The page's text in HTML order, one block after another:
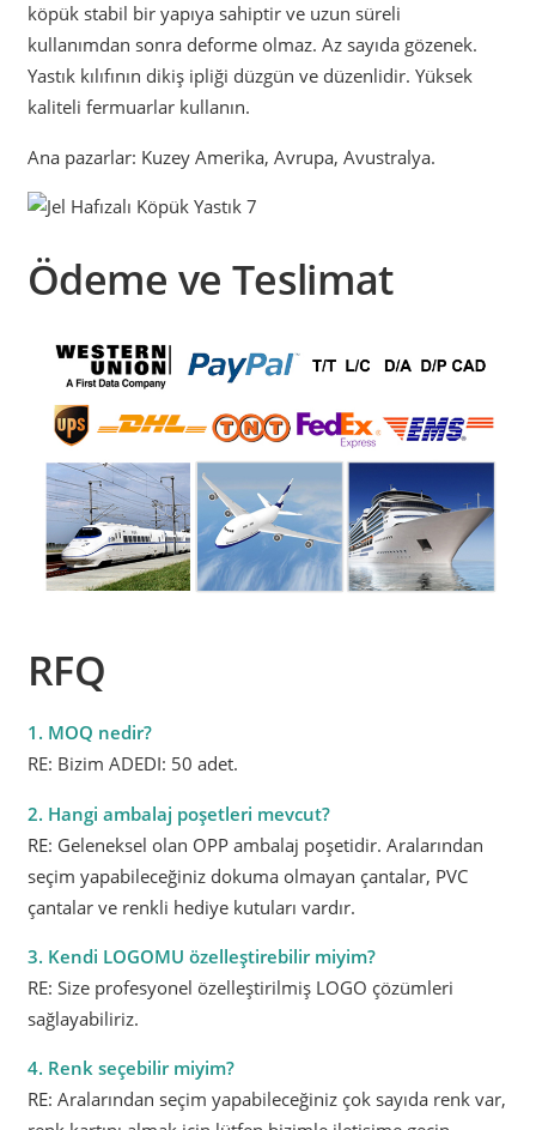
köpük stabil bir yapıya sahiptir ve uzun süreli
kullanımdan sonra deforme olmaz. Az sayıda gözenek.
Yastık kılıfının dikiş ipliği düzgün ve düzenlidir. Yüksek
kaliteli fermuarlar kullanın.
Ana pazarlar: Kuzey Amerika, Avrupa, Avustralya.
Ödeme ve Teslimat
RFQ
1. MOQ nedir?
RE: Bizim ADEDI: 50 adet.
2. Hangi ambalaj poşetleri mevcut?
RE: Geleneksel olan OPP ambalaj poşetidir. Aralarından
seçim yapabileceğiniz dokuma olmayan çantalar, PVC
çantalar ve renkli hediye kutuları vardır.
3. Kendi LOGOMU özelleştirebilir miyim?
RE: Size profesyonel özelleştirilmiş LOGO çözümleri
sağlayabiliriz.
4. Renk seçebilir miyim?
RE: Aralarından seçim yapabileceğiniz çok sayıda renk var,